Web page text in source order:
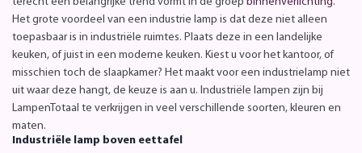
Het grote voordeel van een industrie lamp is dat deze niet alleen
toepasbaar is in industriële ruimtes. Plaats deze in een landelijke
keuken, of juist in een moderne keuken. Kiest u voor het kantoor, of
misschien toch de slaapkamer? Het maakt voor een industrielamp niet
uit waar deze hangt, de keuze is aan u. Industriële lampen zijn bij
LampenTotaal te verkrijgen in veel verschillende soorten, kleuren en
maten.
Industriële lamp boven eettafel